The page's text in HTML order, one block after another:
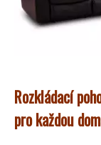
Rozkládací
pro každou